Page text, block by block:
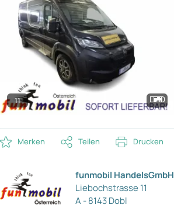
11
Merken Teilen Drucken
funmobil HandelsGmbH
Liebochstrasse 11
A - 8143 Dobl